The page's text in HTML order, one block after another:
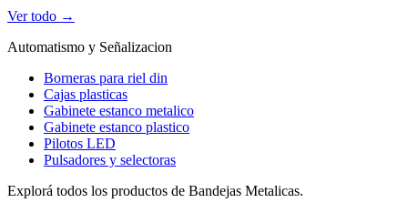
Ver todo →
Automatismo y Señalizacion
Borneras para riel din
Cajas plasticas
Gabinete estanco metalico
Gabinete estanco plastico
Pilotos LED
Pulsadores y selectoras
Explorá todos los productos de Bandejas Metalicas.